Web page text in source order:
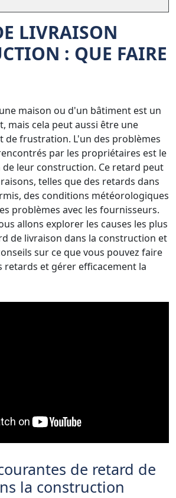
LIVRAISON
: QUE FAIRE
maison ou d'un bâtiment est un
mais cela peut aussi être une
de frustration. L'un des problèmes
par les propriétaires est le
leur construction. Ce retard peut
telles que des retards dans
des conditions météorologiques
problèmes avec les fournisseurs.
allons explorer les causes les plus
de livraison dans la construction et
sur ce que vous pouvez faire
retards et gérer efficacement la
de retard de
la construction